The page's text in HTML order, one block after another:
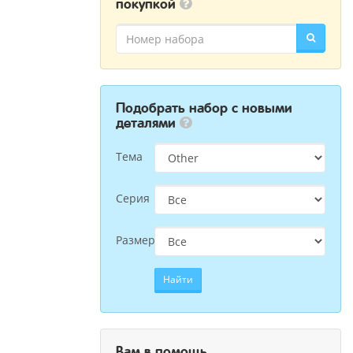
покупкой
Подобрать набор с новыми
деталями
Тема
Серия
Размер
Найти